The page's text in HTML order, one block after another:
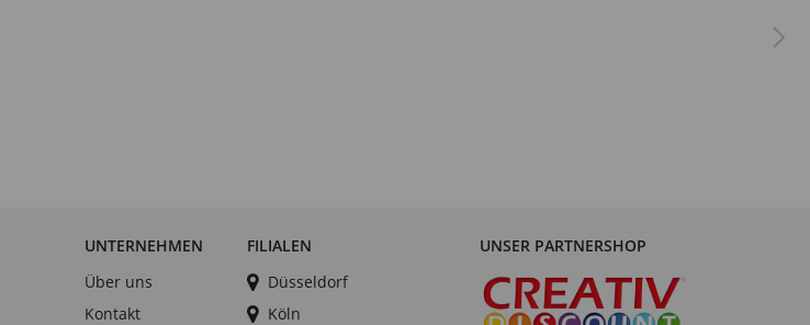
UNTERNEHMEN
Über uns
Kontakt
FILIALEN
Düsseldorf
Köln
UNSER PARTNERSHOP